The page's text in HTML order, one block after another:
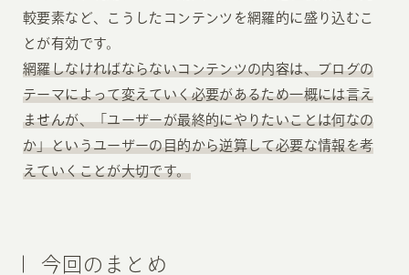
較要素など、こうしたコンテンツを網羅的に盛り込むこ
とが有効です。
網羅しなければならないコンテンツの内容は、ブログの
テーマによって変えていく必要があるため一概には言え
ませんが、「ユーザーが最終的にやりたいことは何なの
か」というユーザーの目的から逆算して必要な情報を考
えていくことが大切です。
今回のまとめ